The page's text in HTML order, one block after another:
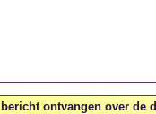
ontvangen over de